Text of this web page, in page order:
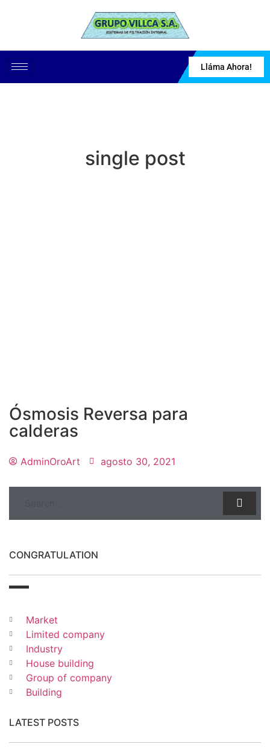
Lláma Ahora!
single post
Ósmosis Reversa para
calderas
AdminOroArt agosto 30, 2021
CONGRATULATION
Market
Limited company
Industry
House building
Group of company
Building
LATEST POSTS